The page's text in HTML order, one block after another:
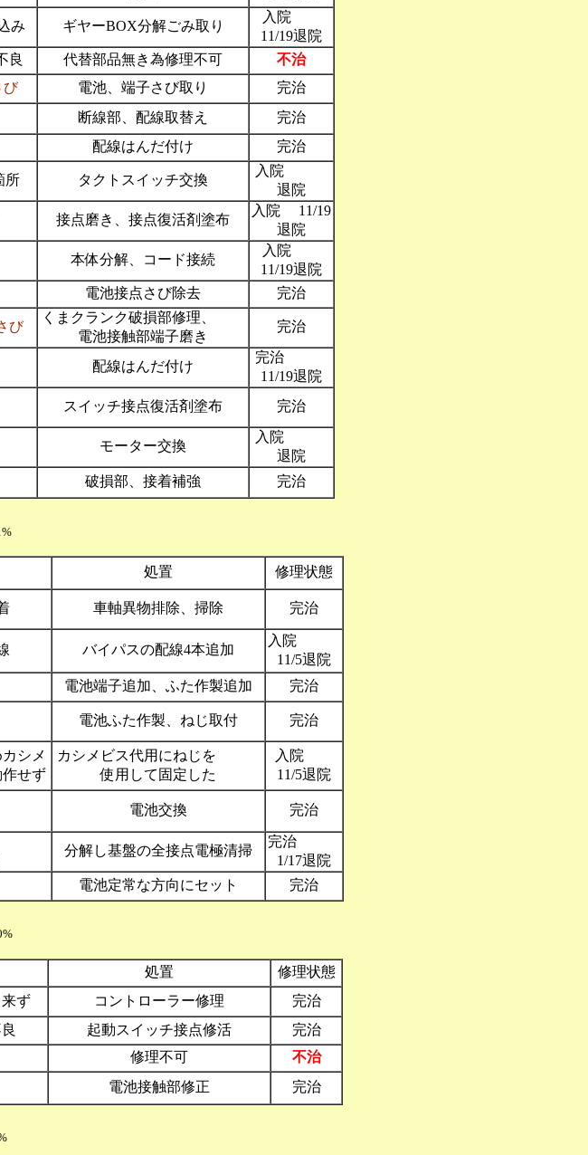
み ギヤーBOX分解ごみ取り
入院
11/19退院
良 代替部品無き為修理不可
不治
び 電池、端子さび取り
完治
断線部、配線取替え
完治
配線はんだ付け 完治
所 タクトスイッチ交換
入院
退院
接点磨き、接点復活剤塗布
入院 11/19
退院
本体分解、コード接続
入院
11/19退院
電池接点さび除去 完治
び
くまクランク破損部修理、
電池接触部端子磨き
完治
の
配線はんだ付け
完治
11/19退院
スイッチ接点復活剤塗布 完治
モーター交換
入院
退院
破損部、接着補強 完治
処置 修理状態
車軸異物排除、掃除 完治
バイパスの配線4本追加
入院
11/5退院
電池端子追加、ふた作製追加 完治
電池ふた作製、ねじ取付 完治
シメ
作せず
カシメビス代用にねじを
使用して固定した
入院
11/5退院
電池交換 完治
れ
分解し基盤の全接点電極清掃
完治
1/17退院
電池定常な方向にセット 完治
処置
修理状態
ず コントローラー修理
完治
起動スイッチ接点修活
完治
修理不可
不治
電池接触部修正 完治